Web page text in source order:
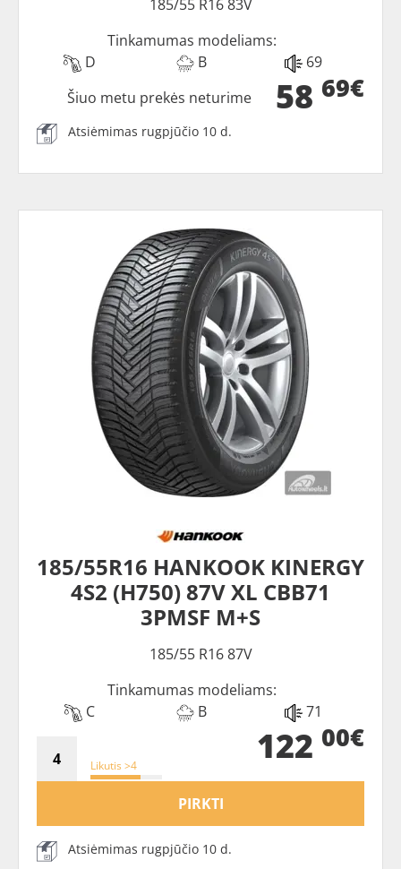
185/55 R16 83V
Tinkamumas modeliams:
D
B 69
58 69€
Šiuo metu prekės neturime
Atsiėmimas rugpjūčio 10 d.
185/55R16 HANKOOK KINERGY
4S2 (H750) 87V XL CBB71
3PMSF M+S
185/55 R16 87V
Tinkamumas modeliams:
C
B 71
Likutis >4 122 00€
PIRKTI
Atsiėmimas rugpjūčio 10 d.